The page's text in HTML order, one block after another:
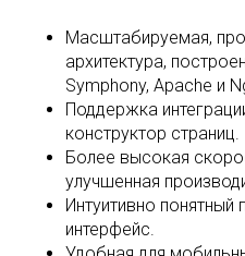
Масштабируемая,
архитектура,
Symphony, Apache и
Поддержка
конструктор страниц.
Более высокая
улучшенная
Интуитивно понятный
интерфейс.